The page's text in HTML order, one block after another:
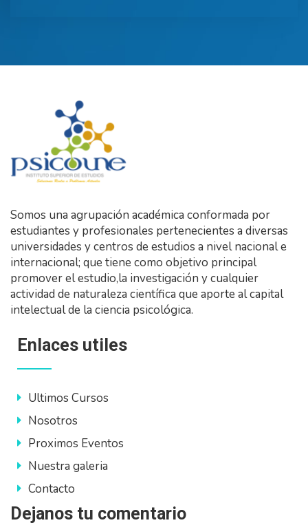
Somos una agrupación académica conformada por
estudiantes y profesionales pertenecientes a diversas
universidades y centros de estudios a nivel nacional e
internacional; que tiene como objetivo principal
promover el estudio,la investigación y cualquier
actividad de naturaleza científica que aporte al capital
intelectual de la ciencia psicológica.
Enlaces utiles
Ultimos Cursos
Nosotros
Proximos Eventos
Nuestra galeria
Contacto
Dejanos tu comentario